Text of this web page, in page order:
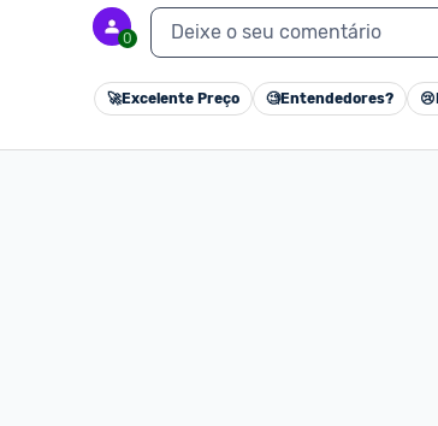
0 Deixe o seu comentário
🚀Excelente Preço 🧐Entendedores? 😢